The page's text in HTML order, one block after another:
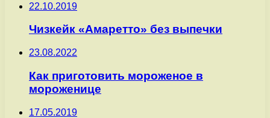
22.10.2019
Чизкейк «Амаретто» без выпечки
23.08.2022
Как приготовить мороженое в
мороженице
17.05.2019